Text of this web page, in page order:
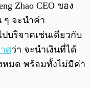
Zhao CEO ของ
ๆ จะนำค่า
บริจาคเช่นเดียวกับ
ศว่า จะนำเงินที่ได้
หมด พร้อมทั้งไม่มีค่า